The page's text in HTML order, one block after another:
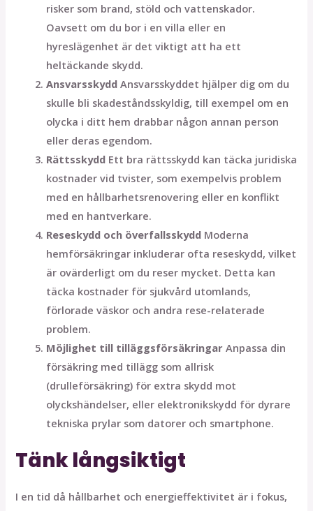
risker som brand, stöld och vattenskador.
Oavsett om du bor i en villa eller en
hyreslägenhet är det viktigt att ha ett
heltäckande skydd.
Ansvarsskydd Ansvarsskyddet hjälper dig om du
skulle bli skadeståndsskyldig, till exempel om en
olycka i ditt hem drabbar någon annan person
eller deras egendom.
Rättsskydd Ett bra rättsskydd kan täcka juridiska
kostnader vid tvister, som exempelvis problem
med en hållbarhetsrenovering eller en konflikt
med en hantverkare.
Reseskydd och överfallsskydd Moderna
hemförsäkringar inkluderar ofta reseskydd, vilket
är ovärderligt om du reser mycket. Detta kan
täcka kostnader för sjukvård utomlands,
förlorade väskor och andra rese-relaterade
problem.
Möjlighet till tilläggsförsäkringar Anpassa din
försäkring med tillägg som allrisk
(drulleförsäkring) för extra skydd mot
olyckshändelser, eller elektronikskydd för dyrare
tekniska prylar som datorer och smartphone.
Tänk långsiktigt
I en tid då hållbarhet och energieffektivitet är i fokus,